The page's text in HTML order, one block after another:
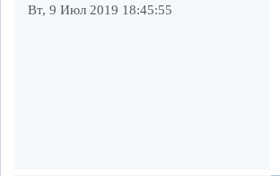
Вт, 9 Июл 2019 18:45:55